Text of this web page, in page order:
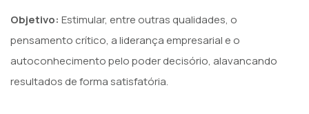
Objetivo: Estimular, entre outras qualidades, o
pensamento crítico, a liderança empresarial e o
autoconhecimento pelo poder decisório, alavancando
resultados de forma satisfatória.